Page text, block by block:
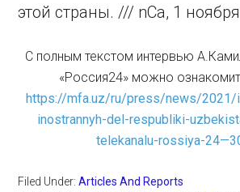
этой страны. /// nCa, 1
С полным текстом интервью
«Россия24» можно
https://mfa.uz/ru/press/news/2021/
inostrannyh-del-respubliki-
telekanalu-rossiya-
Filed Under:Articles And Reports